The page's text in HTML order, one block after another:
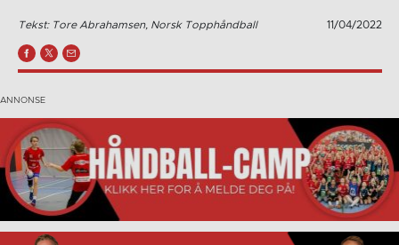
Tekst: Tore Abrahamsen, Norsk Topphåndball 11/04/2022